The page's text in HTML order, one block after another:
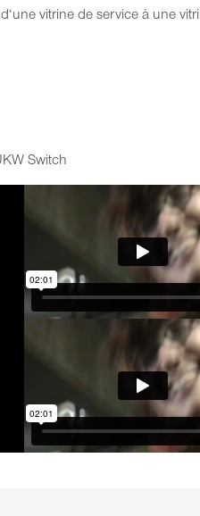
vitrine de service à une
Switch